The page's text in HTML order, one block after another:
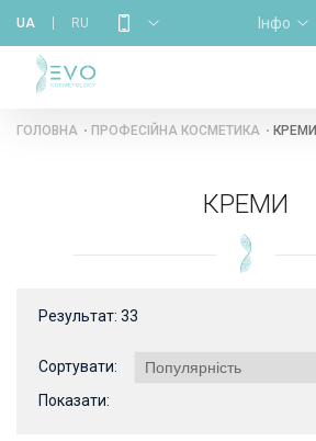
UA RU Інфо
ГОЛОВНА
НАС
МАГАЗИН
НАВЧАННЯ
ГОЛОВНА ПРОФЕСІЙНА КОСМЕТИКА КРЕМИ
КРЕМИ
Результат: 33
Сортувати:
Показати: